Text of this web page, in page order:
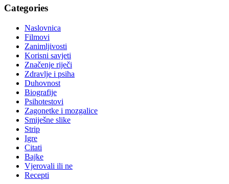
Categories
Naslovnica
Filmovi
Zanimljivosti
Korisni savjeti
Značenje riječi
Zdravlje i psiha
Duhovnost
Biografije
Psihotestovi
Zagonetke i mozgalice
Smiješne slike
Strip
Igre
Citati
Bajke
Vjerovali ili ne
Recepti